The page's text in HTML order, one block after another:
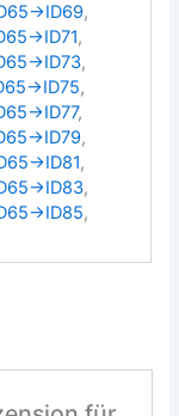
,
,
,
,
,
,
,
,
,